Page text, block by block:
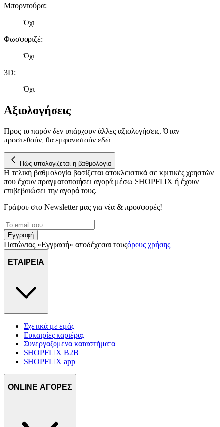
Μπορντούρα:
Όχι
Φωσφοριζέ:
Όχι
3D:
Όχι
Αξιολογήσεις
Προς το παρόν δεν υπάρχουν άλλες αξιολογήσεις. Όταν
προστεθούν, θα εμφανιστούν εδώ.
Πώς υπολογίζεται η βαθμολογία
Η τελική βαθμολογία βασίζεται αποκλειστικά σε κριτικές χρηστών
που έχουν πραγματοποιήσει αγορά μέσω SHOPFLIX ή έχουν
επιβεβαιώσει την αγορά τους.
Γράψου στο Νewsletter μας για νέα & προσφορές!
Εγγραφή
Πατώντας «Εγγραφή» αποδέχεσαι τουςόρους χρήσης
ΕΤΑΙΡΕΙΑ
Σχετικά με εμάς
Ευκαιρίες καριέρας
Συνεργαζόμενα καταστήματα
SHOPFLIX B2B
SHOPFLIX app
ONLINE ΑΓΟΡΕΣ